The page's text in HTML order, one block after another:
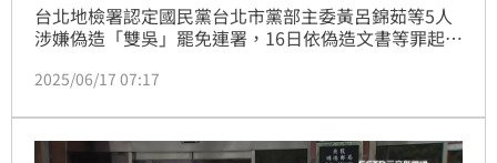
台北地檢署認定國民黨台北市黨部主委黃呂錦茹等5人
涉嫌偽造「雙吳」罷免連署，16日依偽造文書等罪起
寫名冊時一度抄到須相互點眼藥水，還有人幾近崩潰，
人李孝亮則因2月6日送件當天都在黨部抽菸，無法證明
知悉造假一事，給予不起訴處分。
2025/06/17 07:17